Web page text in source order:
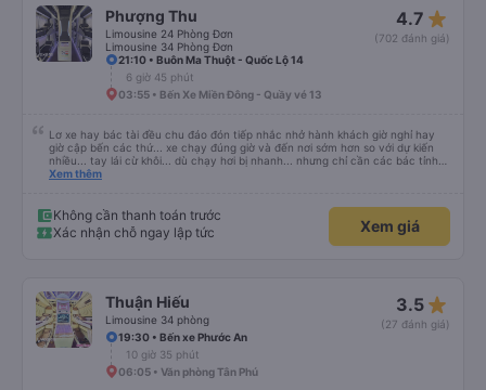
Phượng Thu
Limousine 24 Phòng Đơn
Limousine 34 Phòng Đơn
4.7 star_rate
(702 đánh giá)
21:10 • Buôn Ma Thuột - Quốc Lộ 14
6 giờ 45 phút
03:55 • Bến Xe Miền Đông - Quầy vé 13
Lơ xe hay bác tài đều chu đáo đón tiếp nhắc nhở hành khách giờ nghỉ hay
giờ cập bến các thứ... xe chạy đúng giờ và đến nơi sớm hơn so với dự kiến
nhiều... tay lái cừ khôi... dù chạy hơi bị nhanh... nhưng chỉ cần các bác tỉnh
táo sức khoẻ đầy đủ và tay lái cứng cáp là được. Tiện nghi rất sạch sẽ và
máy chạy lâu. Thích hợp và tiện nghi cho ai có nhu cầu từ tphcm (bến xe
miền đông) lên Măng Đen chơi nhé!
Xem thêm
Không cần thanh toán trước
Xác nhận chỗ ngay lập tức
Xem giá
Thuận Hiếu
Limousine 34 phòng
3.5 star_rate
(27 đánh giá)
19:30 • Bến xe Phước An
10 giờ 35 phút
06:05 • Văn phòng Tân Phú